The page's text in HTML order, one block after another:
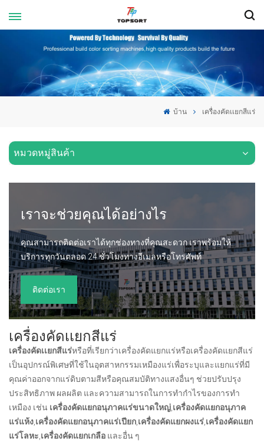
บ้าน เครื่องคัดเเยกสีแร่
หมวดหมู่สินค้า
เราจะช่วยคุณได้อย่างไร
คุณสามารถติดต่อเราได้ทุกช่องทางที่คุณสะดวก เราพร้อมให้
บริการทุกวันตลอด 24 ชั่วโมงทางอีเมลหรือโทรศัพท์
ติดต่อเรา
เครื่องคัดเเยกสีแร่
เครื่องคัดเเยกสีแร่หรือที่เรียกว่าเครื่องคัดแยกแร่หรือเครื่องคัดแยกสีแร่
เป็นอุปกรณ์พิเศษที่ใช้ในอุตสาหกรรมเหมืองแร่เพื่อระบุและแยกแร่ที่มี
คุณค่าออกจากแร่ดิบตามสีหรือคุณสมบัติทางแสงอื่นๆ ช่วยปรับปรุง
ประสิทธิภาพ ผลผลิต และความสามารถในการทำกำไรของการทำ
เหมือง เช่น เครื่องคัดแยกอนุภาคแร่ขนาดใหญ่ เครื่องคัดแยกอนุภาค
แร่แห้ง เครื่องคัดแยกอนุภาคแร่เปียก เครื่องคัดแยกผงแร่ เครื่องคัดแยก
แร่โลหะ เครื่องคัดแยกเกลือ และอื่น ๆ